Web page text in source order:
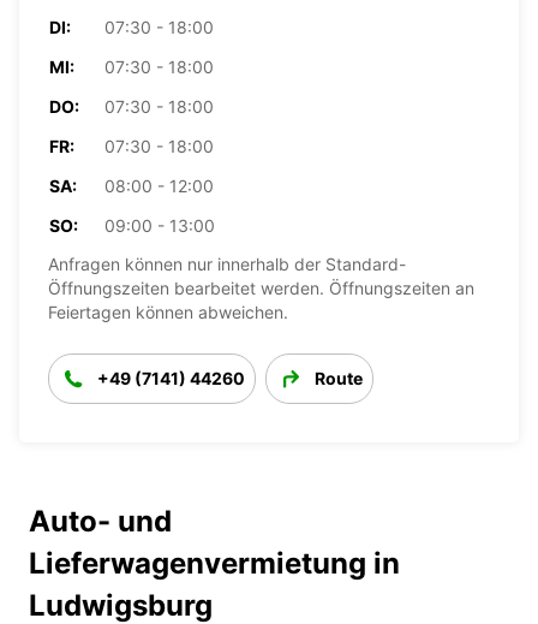
DI:
07:30 - 18:00
MI:
07:30 - 18:00
DO:
07:30 - 18:00
FR:
07:30 - 18:00
SA:
08:00 - 12:00
SO:
09:00 - 13:00
Anfragen können nur innerhalb der Standard-
Öffnungszeiten bearbeitet werden. Öffnungszeiten an
Feiertagen können abweichen.
+49 (7141) 44260 Route
Auto- und
Lieferwagenvermietung in
Ludwigsburg